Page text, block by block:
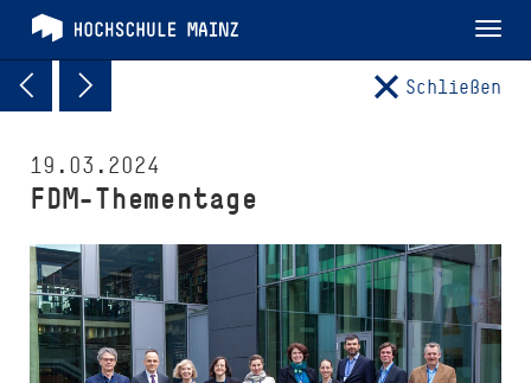
Schließen
19.03.2024
FDM-Thementage